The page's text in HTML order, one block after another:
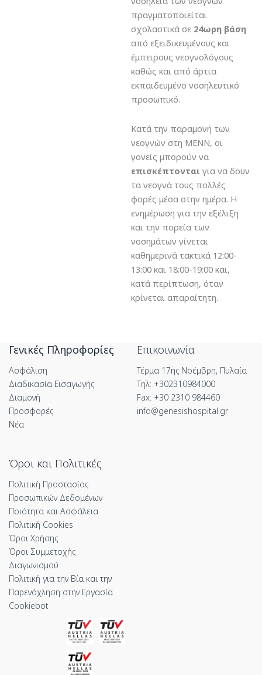
πραγματοποιείται
σχολαστικά σε 24ωρη βάση
από εξειδικευμένους και
έμπειρους νεογνολόγους
καθώς και από άρτια
εκπαιδευμένο νοσηλευτικό
προσωπικό.
Κατά την παραμονή των
νεογνών στη ΜΕΝΝ, οι
γονείς μπορούν να
επισκέπτονται για να δουν
τα νεογνά τους πολλές
φορές μέσα στην ημέρα. Η
ενημέρωση για την εξέλιξη
και την πορεία των
νοσημάτων γίνεται
καθημερινά τακτικά 12:00-
13:00 και 18:00-19:00 και,
κατά περίπτωση, όταν
κρίνεται απαραίτητη.
Γενικές Πληροφορίες
Ασφάλιση
Διαδικασία Εισαγωγής
Διαμονή
Προσφορές
Νέα
Επικοινωνία
Τέρμα 17ης Νοέμβρη, Πυλαία
Τηλ: +302310984000
Fax: +30 2310 984460
info@genesishospital.gr
Όροι και Πολιτικές
Πολιτική Προστασίας
Προσωπικών Δεδομένων
Ποιότητα και Ασφάλεια
Πολιτική Cookies
Όροι Χρήσης
Όροι Συμμετοχής
Διαγωνισμού
Πολιτική για την Βία και την
Παρενόχληση στην Εργασία
Cookiebot